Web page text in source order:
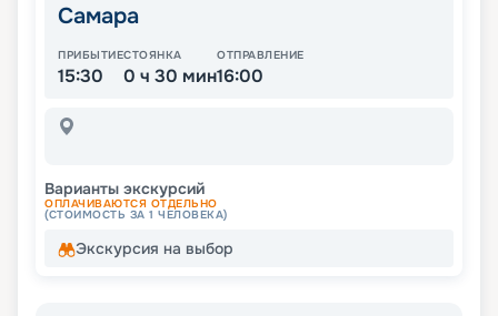
Самара
ПРИБЫТИЕ
15:30
СТОЯНКА
0 ч 30 мин
ОТПРАВЛЕНИЕ
16:00
Варианты экскурсий
ОПЛАЧИВАЮТСЯ ОТДЕЛЬНО
(СТОИМОСТЬ ЗА 1 ЧЕЛОВЕКА)
Экскурсия на выбор